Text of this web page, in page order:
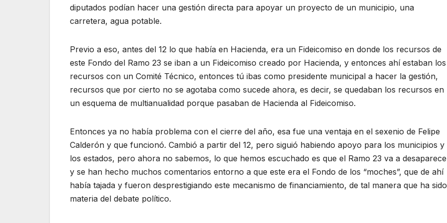
diputados podían hacer una gestión directa para apoyar un proyecto de un municipio, una
carretera, agua potable.
Previo a eso, antes del 12 lo que había en Hacienda, era un Fideicomiso en donde los recursos de
este Fondo del Ramo 23 se iban a un Fideicomiso creado por Hacienda, y entonces ahí estaban los
recursos con un Comité Técnico, entonces tú ibas como presidente municipal a hacer la gestión,
recursos que por cierto no se agotaba como sucede ahora, es decir, se quedaban los recursos en
un esquema de multianualidad porque pasaban de Hacienda al Fideicomiso.
Entonces ya no había problema con el cierre del año, esa fue una ventaja en el sexenio de Felipe
Calderón y que funcionó. Cambió a partir del 12, pero siguió habiendo apoyo para los municipios y
los estados, pero ahora no sabemos, lo que hemos escuchado es que el Ramo 23 va a
y se han hecho muchos comentarios entorno a que este era el Fondo de los “moches”, que de ahí
había tajada y fueron desprestigiando este mecanismo de financiamiento, de tal manera que ha sido
materia del debate político.